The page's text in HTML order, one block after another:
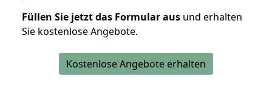
Füllen Sie jetzt das Formular aus und erhalten
Sie kostenlose Angebote.
Kostenlose Angebote erhalten